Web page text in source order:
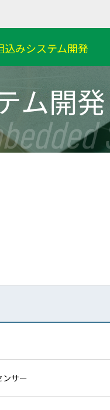
込みシステム開発
ム開発
ンサー